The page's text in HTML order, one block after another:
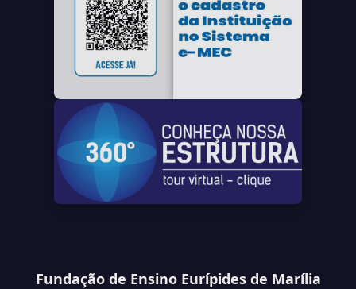
Fundação de Ensino Eurípides de Marília